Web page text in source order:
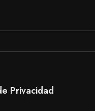
Privacidada domicilio a
una mejor asesoría.